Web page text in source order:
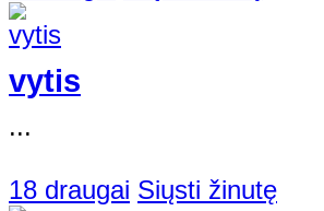
vytis
...
18 draugai Siųsti žinutę